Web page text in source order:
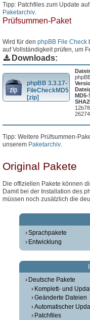
Tipp: Patchfiles zum Update
Paketarchiv
Prüfsummen-Paket
Wird für den phpBB File Check
auf Vollständigkeit prüfen, um
Downloads:
phpBB 3.3.17-
FileCheckMD5
[zip]
Tipp: Weitere Prüfsummen-
unserem Paketarchiv.
Original Pakete
Die offiziellen Pakete können
Damit bei der Installation des
müssen noch zusätzlich die
Sprachpakete
Entwicklung
Deutsche Pakete
Komplett- und
Geänderte Dateien
Automatischer
Patchfiles